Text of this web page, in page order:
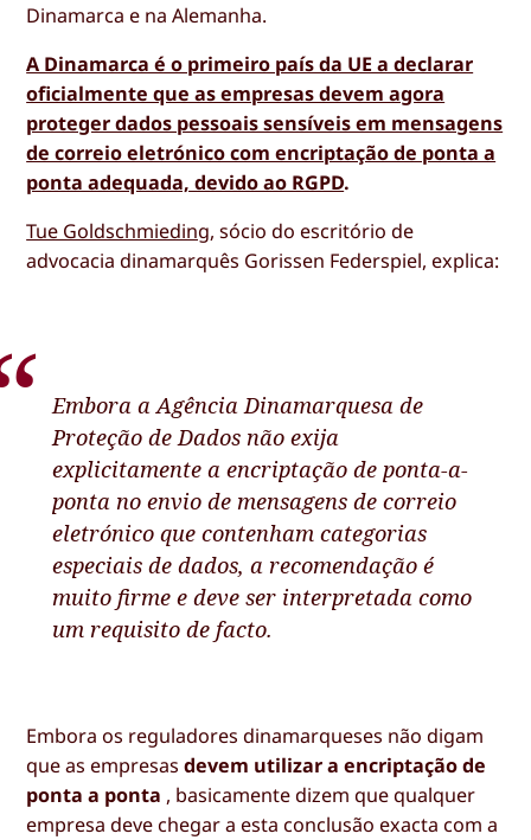
Dinamarca e na Alemanha.
A Dinamarca é o primeiro país da UE a declarar
oficialmente que as empresas devem agora
proteger dados pessoais sensíveis em mensagens
de correio eletrónico com encriptação de ponta a
ponta adequada, devido ao RGPD.
Tue Goldschmieding, sócio do escritório de
advocacia dinamarquês Gorissen Federspiel, explica:
Embora a Agência Dinamarquesa de
Proteção de Dados não exija
explicitamente a encriptação de ponta-a-
ponta no envio de mensagens de correio
eletrónico que contenham categorias
especiais de dados, a recomendação é
muito firme e deve ser interpretada como
um requisito de facto.
Embora os reguladores dinamarqueses não digam
que as empresasdevem utilizar a encriptação de
ponta a ponta , basicamente dizem que qualquer
empresa deve chegar a esta conclusão exacta com a